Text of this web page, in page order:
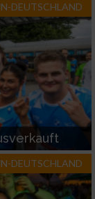
DEUTSCHLAND
DEUTSCHLAND